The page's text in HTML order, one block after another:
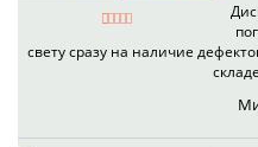
свету сразу на наличие